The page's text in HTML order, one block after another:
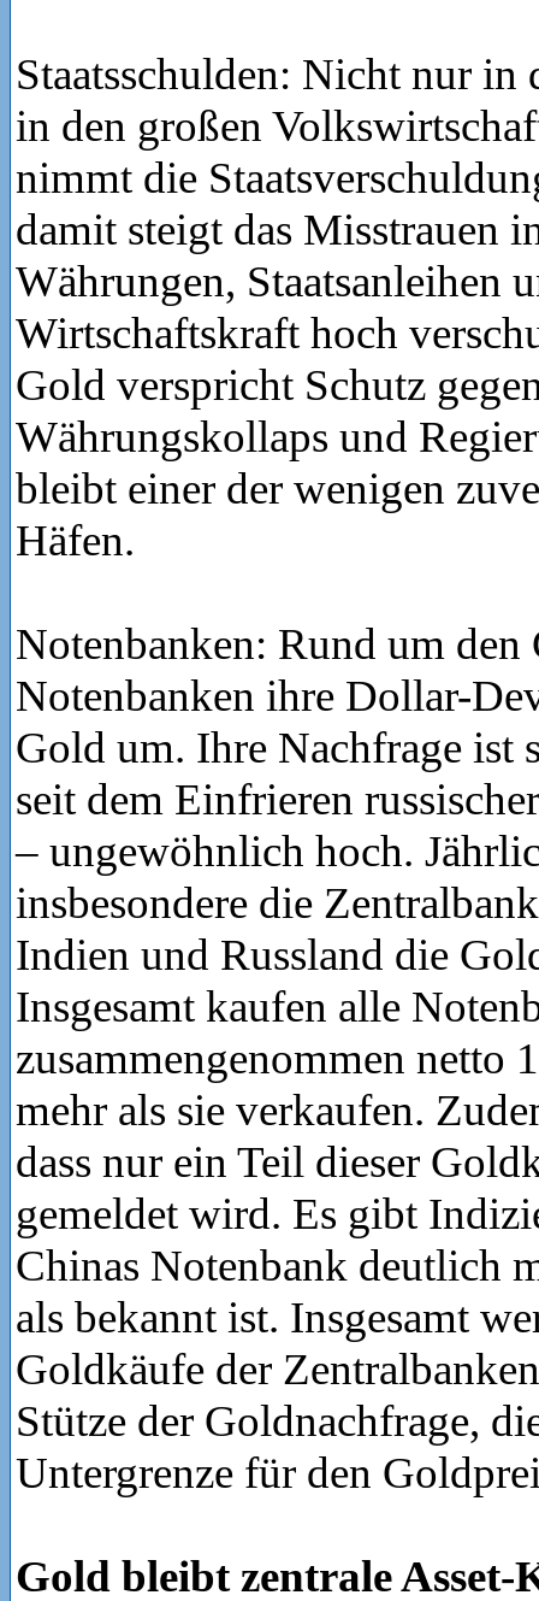
Staatsschulden: Nicht nur in
in den großen
nimmt die
damit steigt das Misstrauen
Währungen, Staatsanleihen
Wirtschaftskraft hoch
Gold verspricht Schutz
Währungskollaps und
bleibt einer der wenigen
Häfen.
Notenbanken: Rund um den
Notenbanken ihre Dollar-
Gold um. Ihre Nachfrage ist
seit dem Einfrieren
– ungewöhnlich hoch.
insbesondere die
Indien und Russland die
Insgesamt kaufen alle
zusammengenommen netto
mehr als sie verkaufen.
dass nur ein Teil dieser
gemeldet wird. Es gibt
Chinas Notenbank deutlich
als bekannt ist. Insgesamt
Goldkäufe der
Stütze der Goldnachfrage,
Untergrenze für den
Gold bleibt zentrale Asset-